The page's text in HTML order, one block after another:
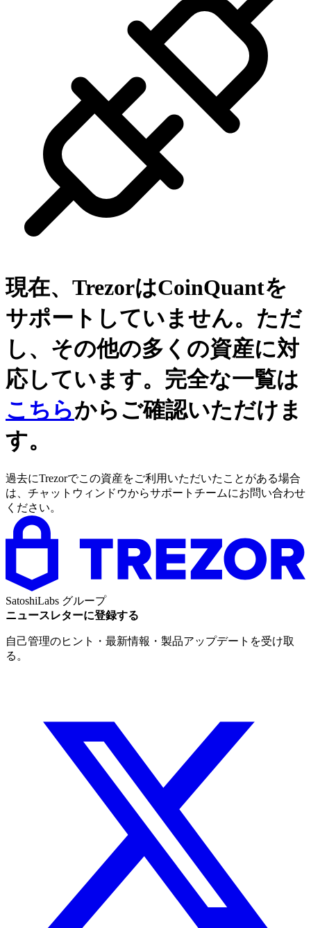
現在、TrezorはCoinQuantを
サポートしていません。ただ
し、その他の多くの資産に対
応しています。完全な一覧は
こちらからご確認いただけま
す。
過去にTrezorでこの資産をご利用いただいたことがある場合
は、チャットウィンドウからサポートチームにお問い合わせ
ください。
SatoshiLabs グループ
ニュースレターに登録する
自己管理のヒント・最新情報・製品アップデートを受け取
る。